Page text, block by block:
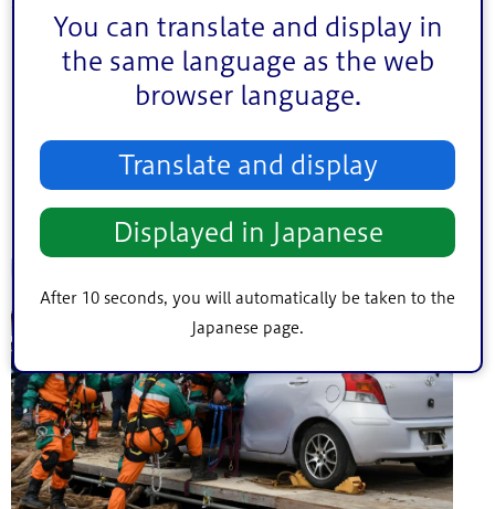
You can translate and display in
the same language as the web
browser language.
Translate and display
Displayed in Japanese
After 10 seconds, you will automatically be taken to the
Japanese page.
評と広域避難訓練についての説明が行われ、2日目の訓練を
終えました。参加した一之江地区町会連合会の田澤茂会長
は「初めて広域避難訓練に参加したが、イメージと違うこ
ともあった。今回実際に来て、体験することができてよか
った」と話しました。また鹿骨地区自治会連合会の実川享
会長は「実際に避難するときには公共交通機関で来なけれ
ては非常に大変そうであった」と振り返りました。